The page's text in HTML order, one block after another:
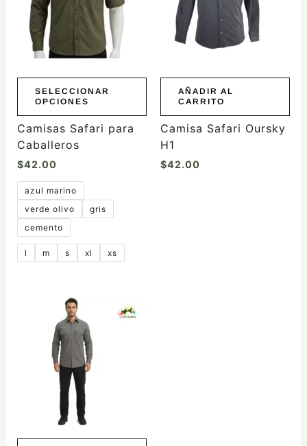
SELECCIONAR
OPCIONES
variantes.
Las
opciones
elegir
la
página
producto
Camisas Safari para
Caballeros
$42.00
azul marino
verde olivo
gris
cemento
l m s xl xs
AÑADIR AL
CARRITO
Camisa Safari Oursky
H1
$42.00